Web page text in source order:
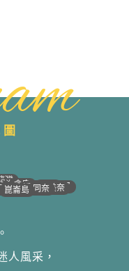
灣
港
• 會安
• 歸仁
•••芽莊｜潘郎
•潘切｜美奈
同奈
頭頓
崑崙島
人風采，